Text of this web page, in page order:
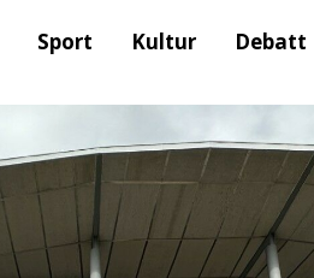
Sport Kultur Debatt